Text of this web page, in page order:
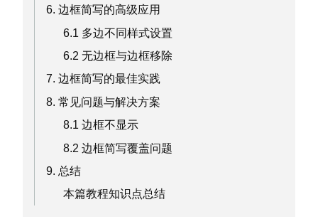
6. 边框简写的高级应用
6.1 多边不同样式设置
6.2 无边框与边框移除
7. 边框简写的最佳实践
8. 常见问题与解决方案
8.1 边框不显示
8.2 边框简写覆盖问题
9. 总结
本篇教程知识点总结